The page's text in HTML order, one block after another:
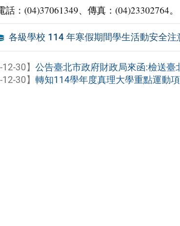
話：(04)37061349、傳真：(04)23302764。
各級學校 114 年寒假期間學生活動安全注
12-30】公告臺北市政府財政局來函:檢送
12-30】轉知114學年度真理大學重點運動